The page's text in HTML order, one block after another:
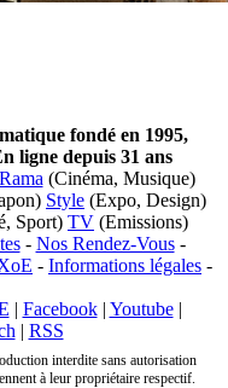
fondé en 1995,
ligne depuis 31 ans
Rama (Cinéma, Musique)
Style (Expo, Design)
Sport) TV (Emissions)
- Nos Rendez-Vous-
- Informations légales -
| Facebook| Youtube|
| RSS
interdite sans autorisation
à leur propriétaire respectif.